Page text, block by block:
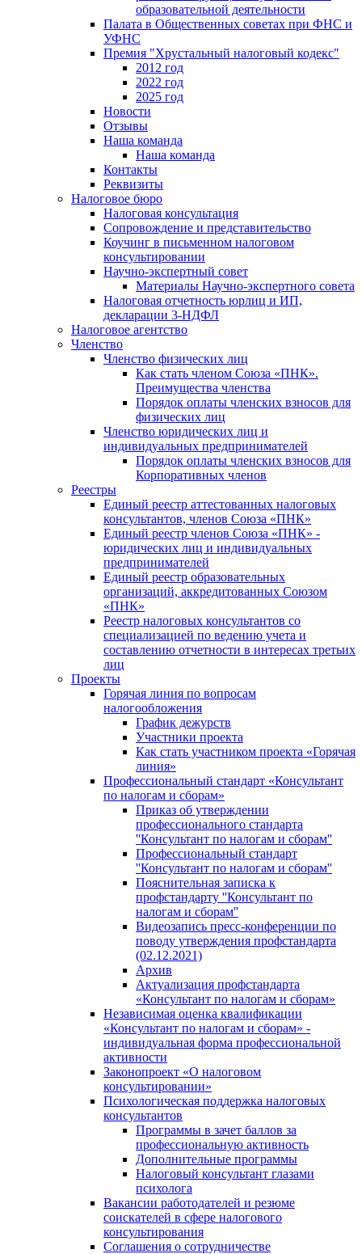
образовательной деятельности
Палата в Общественных советах при ФНС и
УФНС
Премия "Хрустальный налоговый кодекс"
2012 год
2022 год
2025 год
Новости
Отзывы
Наша команда
Наша команда
Контакты
Реквизиты
Налоговое бюро
Налоговая консультация
Cопровождение и представительство
Коучинг в письменном налоговом
консультировании
Научно-экспертный совет
Материалы Научно-экспертного совета
Налоговая отчетность юрлиц и ИП,
декларации 3-НДФЛ
Налоговое агентство
Членство
Членство физических лиц
Как стать членом Союза «ПНК».
Преимущества членства
Порядок оплаты членских взносов для
физических лиц
Членство юридических лиц и
индивидуальных предпринимателей
Порядок оплаты членских взносов для
Корпоративных членов
Реестры
Единый реестр аттестованных налоговых
консультантов, членов Союза «ПНК»
Единый реестр членов Союза «ПНК» -
юридических лиц и индивидуальных
предпринимателей
Единый реестр образовательных
организаций, аккредитованных Союзом
«ПНК»
Реестр налоговых консультантов со
специализацией по ведению учета и
составлению отчетности в интересах третьих
лиц
Проекты
Горячая линия по вопросам
налогообложения
График дежурств
Участники проекта
Как стать участником проекта «Горячая
линия»
Профессиональный стандарт «Консультант
по налогам и сборам»
Приказ об утверждении
профессионального стандарта
''Консультант по налогам и сборам''
Профессиональный стандарт
''Консультант по налогам и сборам''
Пояснительная записка к
профстандарту ''Консультант по
налогам и сборам''
Видеозапись пресс-конференции по
поводу утверждения профстандарта
(02.12.2021)
Архив
Актуализация профстандарта
«Консультант по налогам и сборам»
Независимая оценка квалификации
«Консультант по налогам и сборам» -
индивидуальная форма профессиональной
активности
Законопроект «О налоговом
консультировании»
Психологическая поддержка налоговых
консультантов
Программы в зачет баллов за
профессиональную активность
Дополнительные программы
Налоговый консультант глазами
психолога
Вакансии работодателей и резюме
соискателей в сфере налогового
консультирования
Соглашения о сотрудничестве